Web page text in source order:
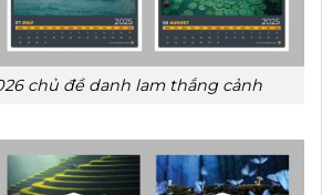
chủ đề danh lam thắng cảnh